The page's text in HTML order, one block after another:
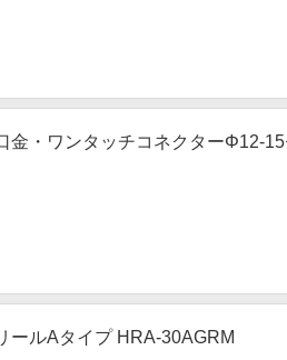
金・ワンタッチコネクターΦ12-
ールAタイプ HRA-30AGRM